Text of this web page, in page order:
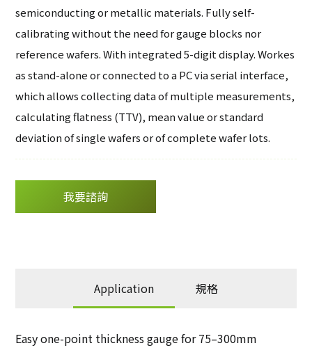
設備通訊軟體
工廠自動化
semiconducting or metallic materials. Fully self-
calibrating without the need for gauge blocks nor
reference wafers. With integrated 5-digit display. Workes
as stand-alone or connected to a PC via serial interface,
which allows collecting data of multiple measurements,
calculating flatness (TTV), mean value or standard
deviation of single wafers or of complete wafer lots.
我要諮詢
Application 規格
Easy one-point thickness gauge for 75–300mm